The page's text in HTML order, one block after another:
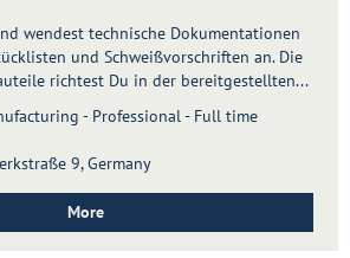
wendest technische Dokumentationen
und Schweißvorschriften an. Die
richtest Du in der bereitgestellten...
- Professional - Full time
9, Germany
More